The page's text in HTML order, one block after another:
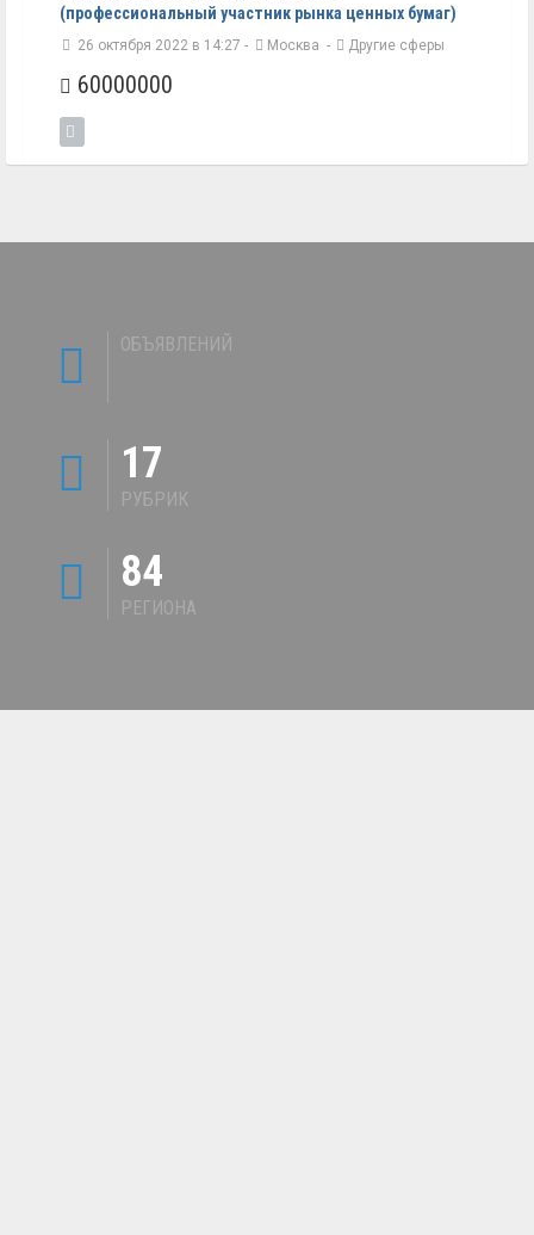
(профессиональный участник рынка ценных бумаг)
26 октября 2022 в 14:27 - Москва - Другие сферы
60000000
ОБЪЯВЛЕНИЙ
17
РУБРИК
84
РЕГИОНА